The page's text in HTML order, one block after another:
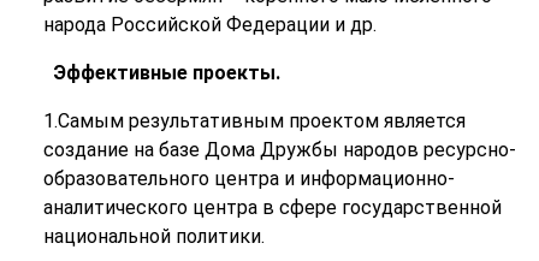
народа Российской Федерации и др.
Эффективные проекты.
1.Самым результативным проектом является
создание на базе Дома Дружбы народов ресурсно-
образовательного центра и информационно-
аналитического центра в сфере государственной
национальной политики.